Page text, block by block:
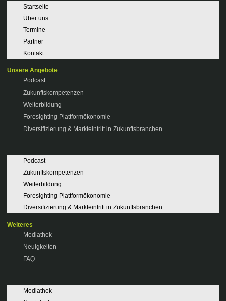
Startseite
Über uns
Termine
Partner
Kontakt
Unsere Angebote
Podcast
Zukunftskompetenzen
Weiterbildung
Foresighting Plattformökonomie
Diversifizierung & Markteintritt in Zukunftsbranchen
Podcast
Zukunftskompetenzen
Weiterbildung
Foresighting Plattformökonomie
Diversifizierung & Markteintritt in Zukunftsbranchen
Weiteres
Mediathek
Neuigkeiten
FAQ
Mediathek